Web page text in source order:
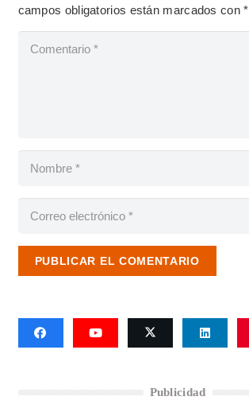
campos obligatorios están marcados con*
PUBLICAR EL COMENTARIO
Publicidad